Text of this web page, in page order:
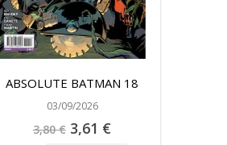
ABSOLUTE BATMAN 18
03/09/2026
3,80 € Precio
especial
3,61 €